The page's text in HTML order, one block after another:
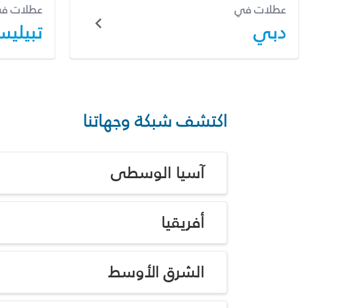
عطلات في
دبي
عطلات
اكتشف شبكة وجهاتنا
آسيا الوسطى
أفريقيا
الشرق الأوسط